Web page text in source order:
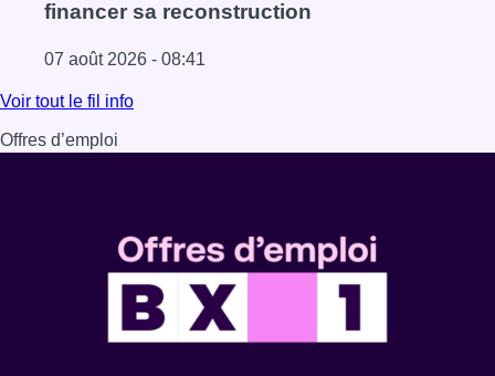
financer sa reconstruction
07 août 2026 - 08:41
Lire l'article Le RWDM récolte déjà 100.000 euros pour
Voir tout le fil info
Offres d’emploi